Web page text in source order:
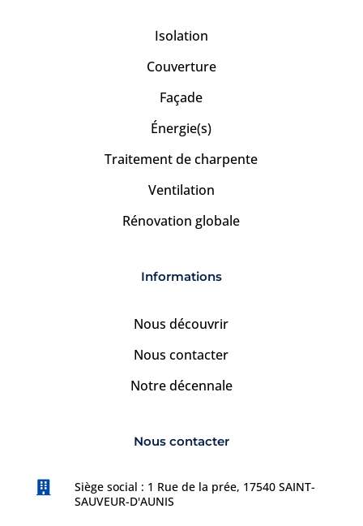
Isolation
Couverture
Façade
Énergie(s)
Traitement de charpente
Ventilation
Rénovation globale
Informations
Nous découvrir
Nous contacter
Notre décennale
Nous contacter

Siège social : 1 Rue de la prée, 17540 SAINT-
SAUVEUR-D'AUNIS